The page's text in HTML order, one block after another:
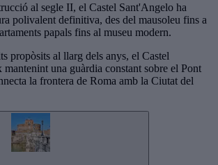
al segle II, el Castel Sant'Angelo ha
polivalent definitiva, des del mausoleu fins a
papals fins al museu modern.
propòsits al llarg dels anys, el Castel
una guàrdia constant sobre el Pont
la frontera de Roma amb la Ciutat del